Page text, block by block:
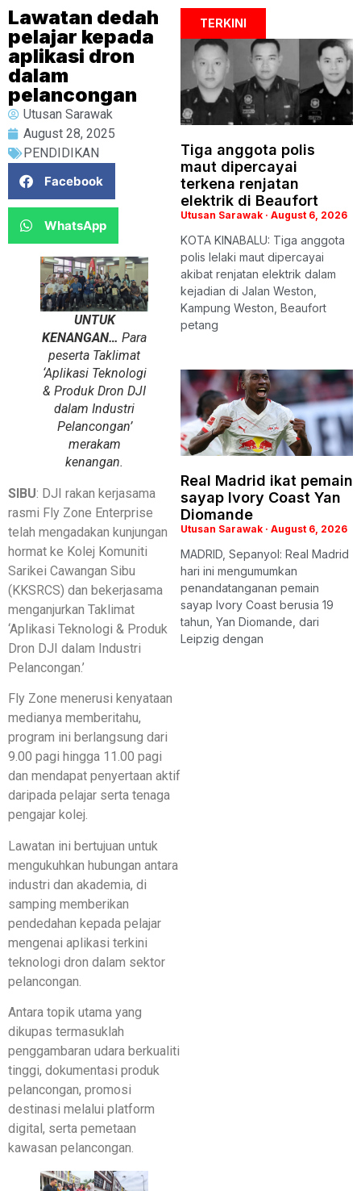
Lawatan dedah
pelajar kepada
aplikasi dron
dalam
pelancongan
Utusan Sarawak
August 28, 2025
PENDIDIKAN
Facebook
WhatsApp
UNTUK
KENANGAN… Para
peserta Taklimat
‘Aplikasi Teknologi
& Produk Dron DJI
dalam Industri
Pelancongan’
merakam
kenangan.
SIBU: DJI rakan kerjasama
rasmi Fly Zone Enterprise
telah mengadakan kunjungan
hormat ke Kolej Komuniti
Sarikei Cawangan Sibu
(KKSRCS) dan bekerjasama
menganjurkan Taklimat
‘Aplikasi Teknologi & Produk
Dron DJI dalam Industri
Pelancongan.’
Fly Zone menerusi kenyataan
medianya memberitahu,
program ini berlangsung dari
9.00 pagi hingga 11.00 pagi
dan mendapat penyertaan aktif
daripada pelajar serta tenaga
pengajar kolej.
Lawatan ini bertujuan untuk
mengukuhkan hubungan antara
industri dan akademia, di
samping memberikan
pendedahan kepada pelajar
mengenai aplikasi terkini
teknologi dron dalam sektor
pelancongan.
Antara topik utama yang
dikupas termasuklah
penggambaran udara berkualiti
tinggi, dokumentasi produk
pelancongan, promosi
destinasi melalui platform
digital, serta pemetaan
kawasan pelancongan.
TERKINI
Tiga anggota polis
maut dipercayai
terkena renjatan
elektrik di Beaufort
Utusan Sarawak August 6, 2026
KOTA KINABALU: Tiga anggota
polis lelaki maut dipercayai
akibat renjatan elektrik dalam
kejadian di Jalan Weston,
Kampung Weston, Beaufort
petang
Real Madrid ikat pemain
sayap Ivory Coast Yan
Diomande
Utusan Sarawak August 6, 2026
MADRID, Sepanyol: Real Madrid
hari ini mengumumkan
penandatanganan pemain
sayap Ivory Coast berusia 19
tahun, Yan Diomande, dari
Leipzig dengan